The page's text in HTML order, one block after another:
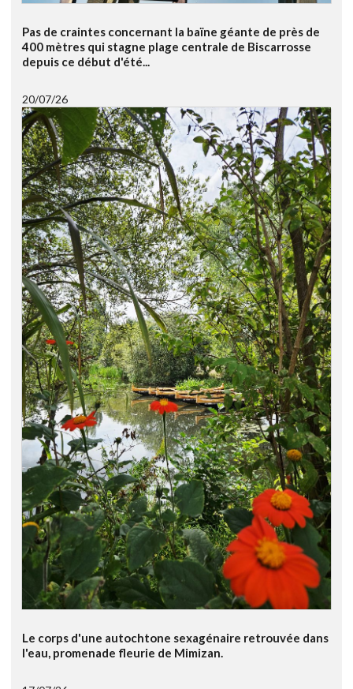
Pas de craintes concernant la baïne géante de près de
400 mètres qui stagne plage centrale de Biscarrosse
depuis ce début d'été...
20/07/26
Le corps d'une autochtone sexagénaire retrouvée dans
l'eau, promenade fleurie de Mimizan.